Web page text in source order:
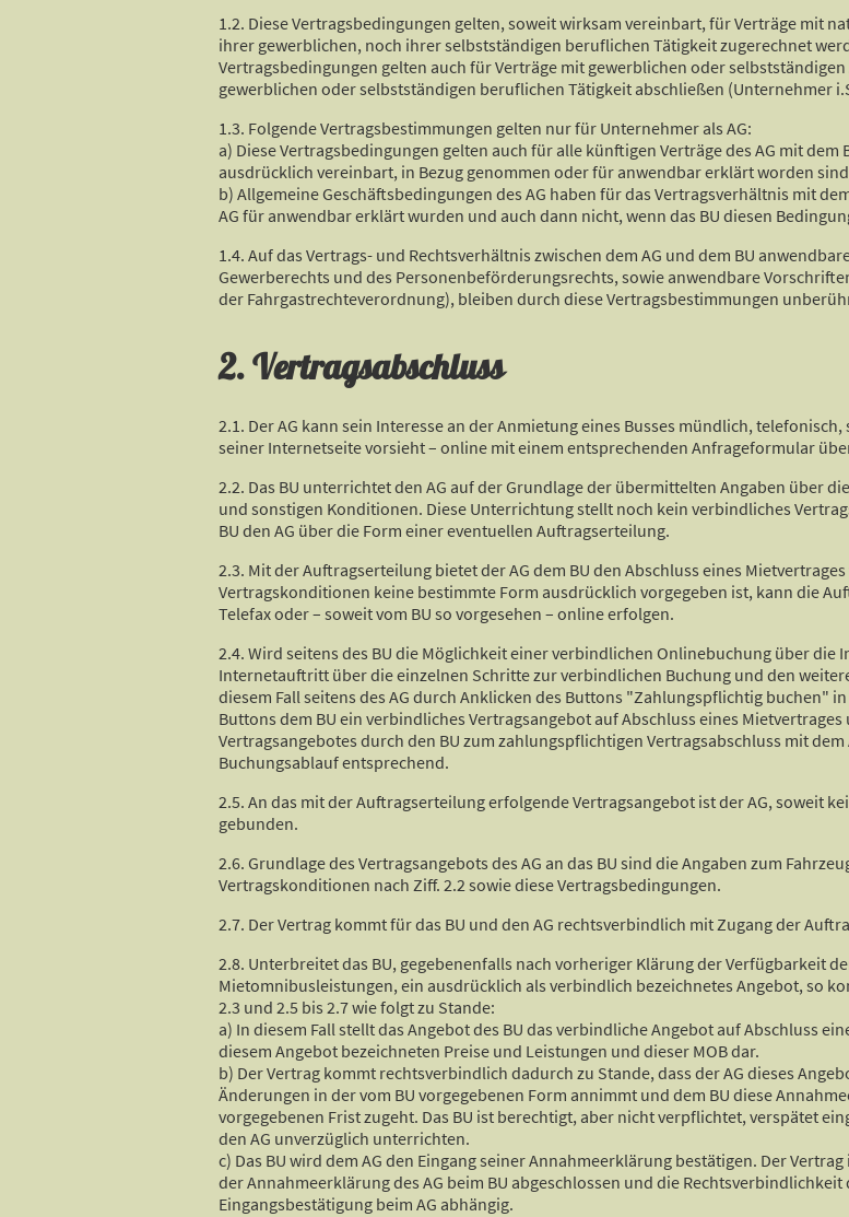
1.2. Diese Vertragsbedingungen gelten, soweit wirksam vereinbart, für Verträge mit
ihrer gewerblichen, noch ihrer selbstständigen beruflichen Tätigkeit zugerechnet
Vertragsbedingungen gelten auch für Verträge mit gewerblichen oder
gewerblichen oder selbstständigen beruflichen Tätigkeit abschließen (Unternehmer
1.3. Folgende Vertragsbestimmungen gelten nur für Unternehmer als AG:
a) Diese Vertragsbedingungen gelten auch für alle künftigen Verträge des AG mit
ausdrücklich vereinbart, in Bezug genommen oder für anwendbar erklärt worden
b) Allgemeine Geschäftsbedingungen des AG haben für das Vertragsverhältnis mit
AG für anwendbar erklärt wurden und auch dann nicht, wenn das BU diesen
1.4. Auf das Vertrags- und Rechtsverhältnis zwischen dem AG und dem BU
Gewerberechts und des Personenbeförderungsrechts, sowie anwendbare
der Fahrgastrechteverordnung), bleiben durch diese Vertragsbestimmungen
2. Vertragsabschluss
2.1. Der AG kann sein Interesse an der Anmietung eines Busses mündlich,
seiner Internetseite vorsieht – online mit einem entsprechenden Anfrageformular
2.2. Das BU unterrichtet den AG auf der Grundlage der übermittelten Angaben über
und sonstigen Konditionen. Diese Unterrichtung stellt noch kein verbindliches
BU den AG über die Form einer eventuellen Auftragserteilung.
2.3. Mit der Auftragserteilung bietet der AG dem BU den Abschluss eines
Vertragskonditionen keine bestimmte Form ausdrücklich vorgegeben ist, kann die
Telefax oder – soweit vom BU so vorgesehen – online erfolgen.
2.4. Wird seitens des BU die Möglichkeit einer verbindlichen Onlinebuchung über die
Internetauftritt über die einzelnen Schritte zur verbindlichen Buchung und den
diesem Fall seitens des AG durch Anklicken des Buttons "Zahlungspflichtig buchen"
Buttons dem BU ein verbindliches Vertragsangebot auf Abschluss eines
Vertragsangebotes durch den BU zum zahlungspflichtigen Vertragsabschluss mit
Buchungsablauf entsprechend.
2.5. An das mit der Auftragserteilung erfolgende Vertragsangebot ist der AG, soweit
gebunden.
2.6. Grundlage des Vertragsangebots des AG an das BU sind die Angaben zum
Vertragskonditionen nach Ziff. 2.2 sowie diese Vertragsbedingungen.
2.7. Der Vertrag kommt für das BU und den AG rechtsverbindlich mit Zugang der
2.8. Unterbreitet das BU, gegebenenfalls nach vorheriger Klärung der Verfügbarkeit
Mietomnibusleistungen, ein ausdrücklich als verbindlich bezeichnetes Angebot, so
2.3 und 2.5 bis 2.7 wie folgt zu Stande:
a) In diesem Fall stellt das Angebot des BU das verbindliche Angebot auf Abschluss
diesem Angebot bezeichneten Preise und Leistungen und dieser MOB dar.
b) Der Vertrag kommt rechtsverbindlich dadurch zu Stande, dass der AG dieses
Änderungen in der vom BU vorgegebenen Form annimmt und dem BU diese
vorgegebenen Frist zugeht. Das BU ist berechtigt, aber nicht verpflichtet, verspätet
den AG unverzüglich unterrichten.
c) Das BU wird dem AG den Eingang seiner Annahmeerklärung bestätigen. Der
der Annahmeerklärung des AG beim BU abgeschlossen und die
Eingangsbestätigung beim AG abhängig.